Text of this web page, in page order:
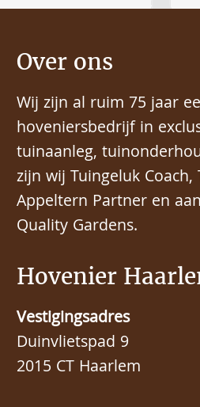
Hovenier
Vestigingsadres
Duinvlietspad 9
2015 CT Haarlem
Over ons
Wij zijn al ruim 75 jaar
hoveniersbedrijf in
tuinaanleg,
zijn wij Tuingeluk Coach,
Appeltern Partner en
Quality Gardens.